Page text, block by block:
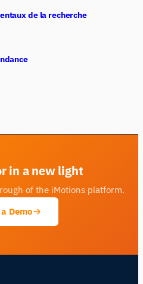
de la recherche
in a new light
of the iMotions platform.
Demo